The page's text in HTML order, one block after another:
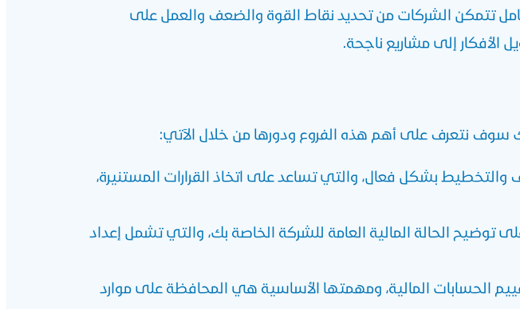
تتمكن الشركات من تحديد نقاط القوة والضعف والعمل على
الأفكار إلى مشاريع ناجحة.
سوف نتعرف على أهم هذه الفروع ودورها من خلال الآتي:
والتخطيط بشكل فعال، والتي تساعد على اتخاذ القرارات المستنيرة،
توضيح الحالة المالية العامة للشركة الخاصة بك، والتي تشمل إعداد
الحسابات المالية، ومهمتها الأساسية هي المحافظة على موارد